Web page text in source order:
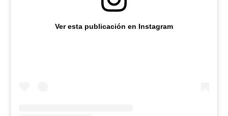
Ver esta publicación en Instagram